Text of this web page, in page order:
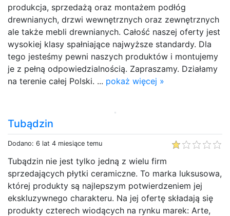
produkcja, sprzedażą oraz montażem podłóg
drewnianych, drzwi wewnętrznych oraz zewnętrznych
ale także mebli drewnianych. Całość naszej oferty jest
wysokiej klasy spałniające najwyższe standardy. Dla
tego jesteśmy pewni naszych produktów i montujemy
je z pełną odpowiedzialnością. Zapraszamy. Działamy
na terenie całej Polski. ... pokaż więcej »
Tubądzin
Dodano: 6 lat 4 miesiące temu
Tubądzin nie jest tylko jedną z wielu firm
sprzedających płytki ceramiczne. To marka luksusowa,
której produkty są najlepszym potwierdzeniem jej
ekskluzywnego charakteru. Na jej ofertę składają się
produkty czterech wiodących na rynku marek: Arte,